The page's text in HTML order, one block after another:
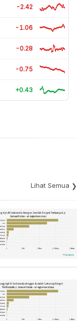
-2.42
-1.06
-0.28
-0.75
+0.43
Lihat Semua